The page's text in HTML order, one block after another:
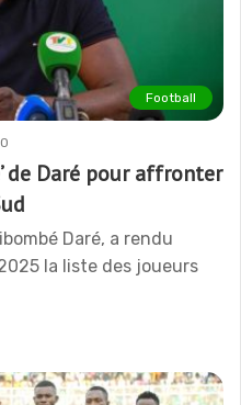
Football
0
de Daré pour affronter
Daré, a rendu
la liste des joueurs